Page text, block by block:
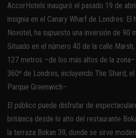
AccorHotels inauguró el pasado 19 de
insignia en el Canary Wharf de Londres. El
Novotel, ha supuesto una inversión de 90
Situado en el número 40 de la calle
127 metros –de los más altos de la
360º de Londres, incluyendo The Shard,
Parque Greenwich–.
El público puede disfrutar de
británica desde lo alto del restaurante
la terraza Bokan 39, donde se sirve